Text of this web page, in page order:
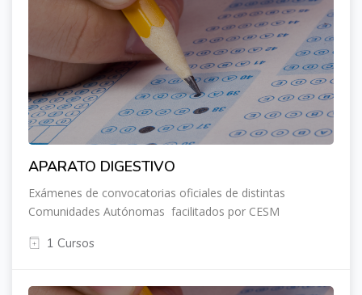
APARATO DIGESTIVO
Exámenes de convocatorias oficiales de distintas
Comunidades Autónomas facilitados por CESM
1 Cursos